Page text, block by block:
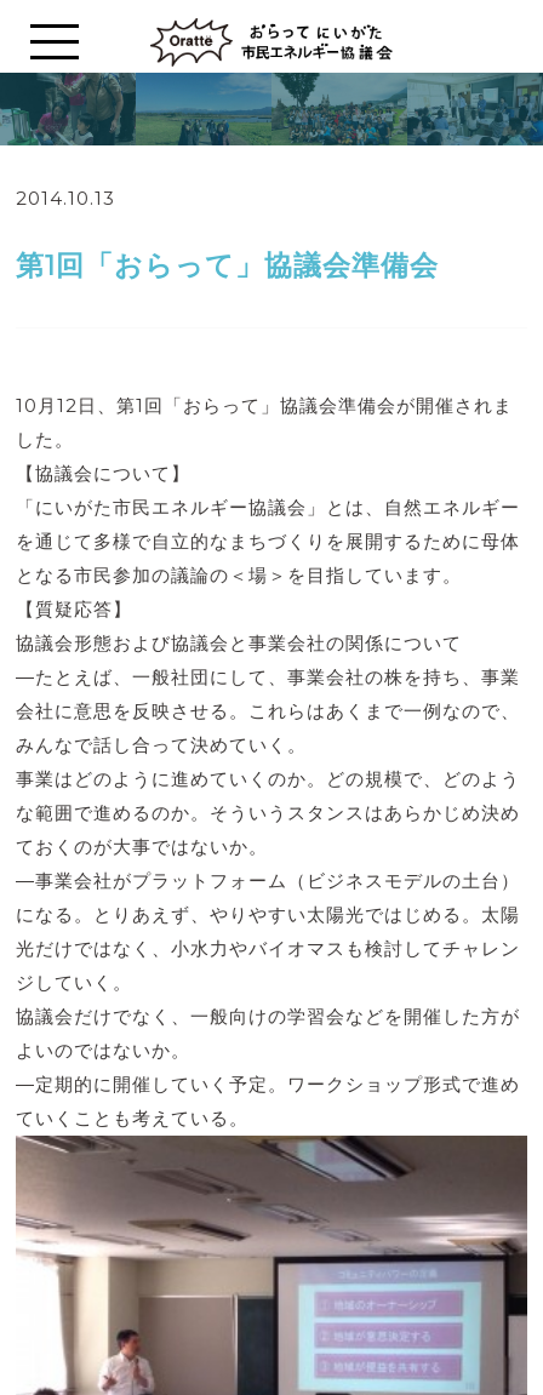
2014.10.13
第1回「おらって」協議会準備会
10月12日、第1回「おらって」協議会準備会が開催されま
した。
【協議会について】
「にいがた市民エネルギー協議会」とは、自然エネルギー
を通じて多様で自立的なまちづくりを展開するために母体
となる市民参加の議論の＜場＞を目指しています。
【質疑応答】
協議会形態および協議会と事業会社の関係について
―たとえば、一般社団にして、事業会社の株を持ち、事業
会社に意思を反映させる。これらはあくまで一例なので、
みんなで話し合って決めていく。
事業はどのように進めていくのか。どの規模で、どのよう
な範囲で進めるのか。そういうスタンスはあらかじめ決め
ておくのが大事ではないか。
―事業会社がプラットフォーム（ビジネスモデルの土台）
になる。とりあえず、やりやすい太陽光ではじめる。太陽
光だけではなく、小水力やバイオマスも検討してチャレン
ジしていく。
協議会だけでなく、一般向けの学習会などを開催した方が
よいのではないか。
―定期的に開催していく予定。ワークショップ形式で進め
ていくことも考えている。